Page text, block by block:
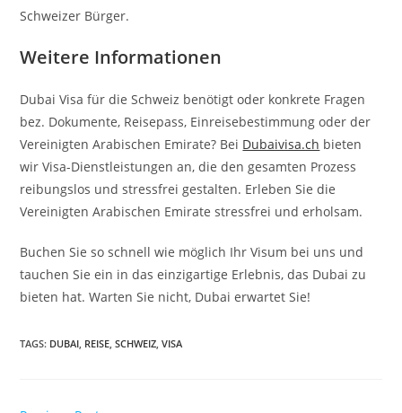
Schweizer Bürger.
Weitere Informationen
Dubai Visa für die Schweiz benötigt oder konkrete Fragen
bez. Dokumente, Reisepass, Einreisebestimmung oder der
Vereinigten Arabischen Emirate? Bei Dubaivisa.ch bieten
wir Visa-Dienstleistungen an, die den gesamten Prozess
reibungslos und stressfrei gestalten. Erleben Sie die
Vereinigten Arabischen Emirate stressfrei und erholsam.
Buchen Sie so schnell wie möglich Ihr Visum bei uns und
tauchen Sie ein in das einzigartige Erlebnis, das Dubai zu
bieten hat. Warten Sie nicht, Dubai erwartet Sie!
TAGS: DUBAI, REISE, SCHWEIZ, VISA